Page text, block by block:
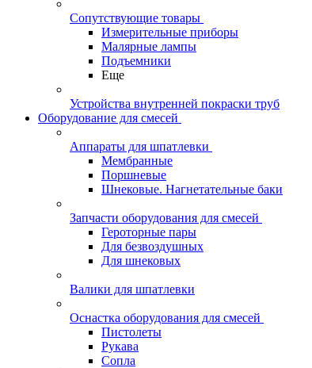
Сопутствующие товары
Измерительные приборы
Малярные лампы
Подъемники
Еще
Устройства внутренней покраски труб
Оборудование для смесей
Аппараты для шпатлевки
Мембранные
Поршневые
Шнековые. Нагнетательные баки
Запчасти оборудования для смесей
Героторные пары
Для безвоздушных
Для шнековых
Валики для шпатлевки
Оснастка оборудования для смесей
Пистолеты
Рукава
Сопла